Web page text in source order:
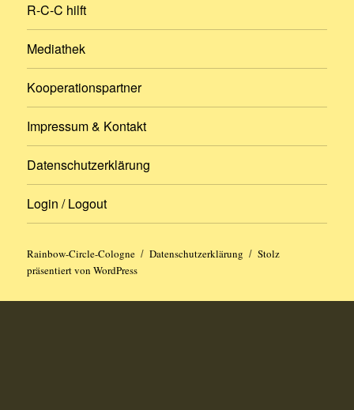
R-C-C hilft
Mediathek
Kooperationspartner
Impressum & Kontakt
Datenschutzerklärung
Login / Logout
Rainbow-Circle-Cologne Datenschutzerklärung
Stolz
präsentiert von WordPress